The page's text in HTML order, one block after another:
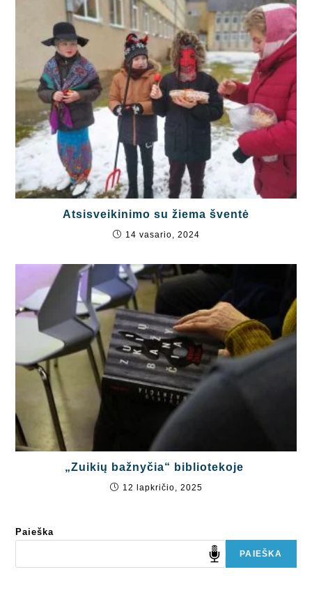
Atsisveikinimo su žiema šventė
14 vasario, 2024
„Zuikių bažnyčia“ bibliotekoje
12 lapkričio, 2025
Paieška
PAIEŠKA